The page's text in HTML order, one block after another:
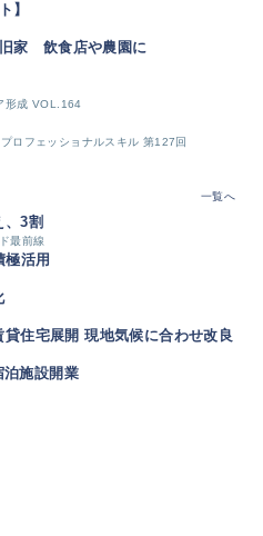
】
家 飲食店や農園に
形成 VOL.164
ロフェッショナルスキル 第127回
一覧へ
、3割
最前線
極活用
住宅展開 現地気候に合わせ改良
施設開業